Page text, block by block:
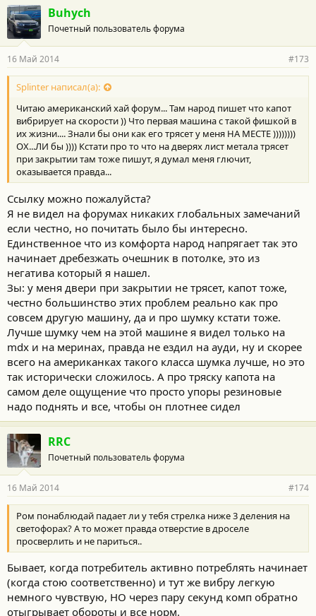
Buhych
Почетный пользователь форума
16 Май 2014 #173
Splinter написал(а):
Читаю американский хай форум... Там народ пишет что капот
вибрирует на скорости )) Что первая машина с такой фишкой в
их жизни.... Знали бы они как его трясет у меня НА МЕСТЕ ))))))))
ОХ...ЛИ бы )))) Кстати про то что на дверях лист метала трясет
при закрытии там тоже пишут, я думал меня глючит,
оказывается правда...
Ссылку можно пожалуйста?
Я не видел на форумах никаких глобальных замечаний
если честно, но почитать было бы интересно.
Единственное что из комфорта народ напрягает так это
начинает дребезжать очешник в потолке, это из
негатива который я нашел.
Зы: у меня двери при закрытии не трясет, капот тоже,
честно большинство этих проблем реально как про
совсем другую машину, да и про шумку кстати тоже.
Лучше шумку чем на этой машине я видел только на
mdx и на меринах, правда не ездил на ауди, ну и скорее
всего на американках такого класса шумка лучше, но это
так исторически сложилось. А про тряску капота на
самом деле ощущение что просто упоры резиновые
надо поднять и все, чтобы он плотнее сидел
RRC
Почетный пользователь форума
16 Май 2014 #174
Ром понаблюдай падает ли у тебя стрелка ниже 3 деления на
светофорах? А то может правда отверстие в дроселе
просверлить и не париться..
Бывает, когда потребитель активно потреблять начинает
(когда стою соответственно) и тут же вибру легкую
немного чувствую, НО через пару секунд комп обратно
отыгрывает обороты и все норм.